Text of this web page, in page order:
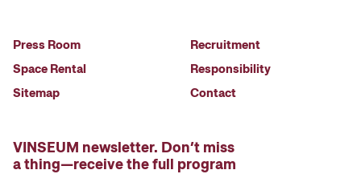
Press Room
Space Rental
Sitemap
Recruitment
Responsibility
Contact
VINSEUM newsletter. Don’t miss
a thing—receive the full program